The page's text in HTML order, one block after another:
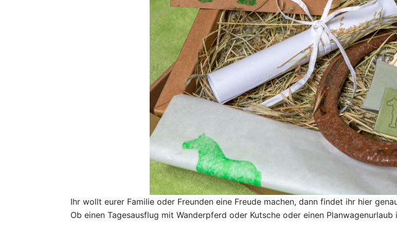
Ihr wollt eurer Familie oder Freunden eine Freude machen, dann findet ihr hier
Ob einen Tagesausflug mit Wanderpferd oder Kutsche oder einen